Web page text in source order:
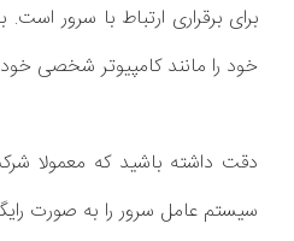
برای برقراری ارتباط با سرور است.
خود را مانند کامپیوتر شخصی خود
دقت داشته باشید که معمولا
سیستم عامل سرور را به صورت